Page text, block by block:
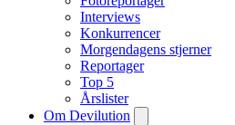
Interviews
Konkurrencer
Morgendagens stjerner
Reportager
Top 5
Årslister
Om Devilution